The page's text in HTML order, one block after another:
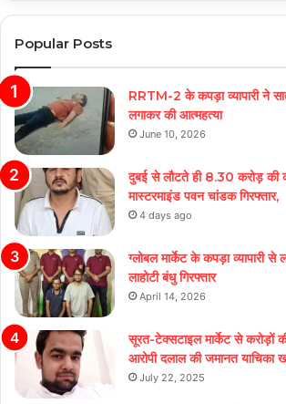
Popular Posts
RRTM-2 के कपड़ा व्यापारी ने
लगाकर की आत्महत्या
June 10, 2026
दुबई से लौटते ही 8.30 करोड़ की
मास्टरमाइंड पवन चांडक गिरफ्तार,
4 days ago
ग्लोबल मार्केट के कपड़ा व्यापारी से
लाहोटी बंधु गिरफ्तार
April 14, 2026
सूरत-टेक्सटाइल मार्केट से करोड़ों
आरोपी दलाल की जमानत याचिका
July 22, 2025